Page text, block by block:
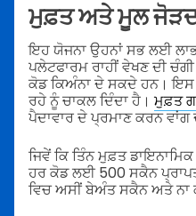
ਮੁਫ਼ਤ ਅਤੇ ਮੂਲ
ਇਹ ਯੋਜਨਾ ਉਹਨਾਂ ਸਭ ਲਈ
ਪਲੇਟਫਾਰਮ ਰਾਹੀਂ ਵੇਖਣ ਦੀ
ਕੋਡ ਕਿਅੰਨਾ ਦੇ ਸਕਦੇ ਹਨ। ਇਸ
ਰਹੇ ਨੂੰ ਚਾਕਲ ਦਿੰਦਾ ਹੈ। ਮੁਫ਼ਤ
ਪੈਦਾਵਾਰ ਦੇ ਪ੍ਰਮਾਣ ਕਰਨ ਵਾਂਗ
ਜਿਵੇਂ ਕਿ ਤਿੰਨ ਮੁਫ਼ਤ
ਹਰ ਕੋਡ ਲਈ 500 ਸਕੈਨ
ਵਿਚ ਅਸੀਂ ਬੇਅੰਤ ਸਕੈਨ ਅਤੇ